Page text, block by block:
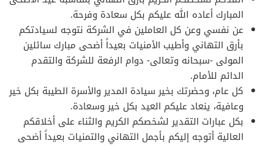
المبارك أعاده الله عليكم بكل سعادة وفرحة.
عن نفسي وعن كل العاملين في الشركة نتوجه لسيادتكم
بأرق التهاني وأطيب الأمنيات بعيداً أضحى مبارك سائلين
المولى -سبحانه وتعالى- دوام الرفعة للشركة والتقدم
الدائم للأمام.
كل عام، وحضرتك بخير سيادة المدير والأسرة الطيبة بكل خير
وعافية، ينعاد عليكم العيد بكل خير وسعادة.
بكل عبارات التقدير لشخصكم الكريم والثناء على أخلاقكم
العالية أتوجه إليكم بأجمل التهاني والتمنيات بعيداً أضحى